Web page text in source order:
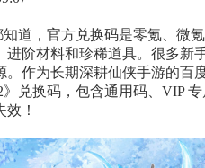
道，官方兑换码是零氪、微
进阶材料和珍稀道具。很多新
作为长期深耕仙侠手游的百
兑换码，包含通用码、VIP
！